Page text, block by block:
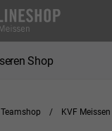
Teamshop KVF Meissen